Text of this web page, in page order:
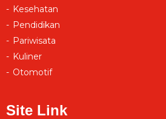
Kesehatan
Pendidikan
Pariwisata
Kuliner
Otomotif
Site Link